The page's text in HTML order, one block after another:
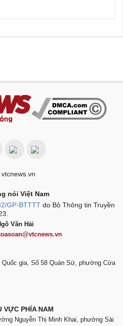
nói Việt Nam
GP-BTTTT do Bộ Thông tin Truyền
Văn Hải
Quốc gia, Số 58 Quán Sứ, phường Cửa
VỰC PHÍA NAM
Nguyễn Thị Minh Khai, phường Sài